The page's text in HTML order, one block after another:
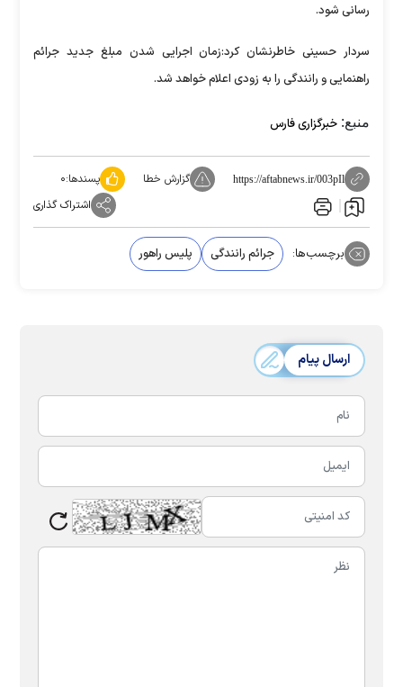
رسانی شود.
سردار حسینی خاطرنشان کرد:زمان اجرایی شدن مبلغ جدید جرائم
راهنمایی و رانندگی را به زودی اعلام خواهد شد.
منبع: خبرگزاری فارس
https://aftabnews.ir/003pIl گزارش خطا پسندها:۰
اشتراک گذاری
برچسب‌ها: جرائم رانندگی پلیس راهور
ارسال پیام